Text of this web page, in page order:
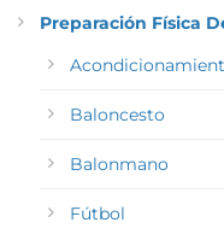
Preparación Física
Baloncesto
Balonmano
Fútbol